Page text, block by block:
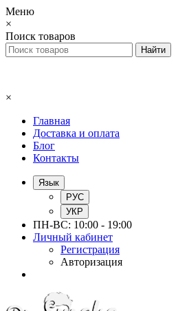
Меню
×
Поиск товаров
×
Главная
Доставка и оплата
Блог
Контакты
Язык
РУС
УКР
ПН-ВС: 10:00 - 19:00
Личный кабинет
Регистрация
Авторизация